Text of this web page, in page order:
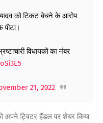
यादव को टिकट बेचने के आरोप
पीटा।
विधायकों का नंबर
21, 2022
अपने ट्विटर हैंडल पर शेयर किया